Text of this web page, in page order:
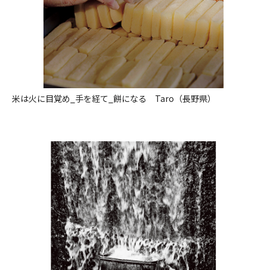
米は火に目覚め_手を経て_餅になる Taro（長野県）